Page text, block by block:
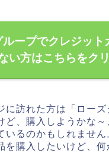
ループでクレジット
い方はこちらをク
に訪れた方は「ロー
ど、購入しようかな
いるのかもしれませ
を購入したいけど、